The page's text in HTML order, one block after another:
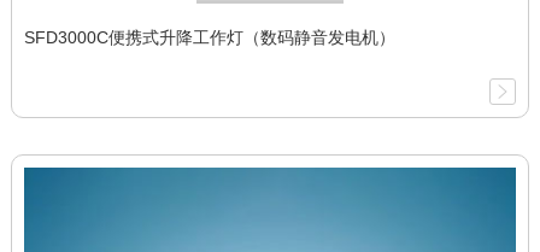
SFD3000C便携式升降工作灯（数码静音发电机）